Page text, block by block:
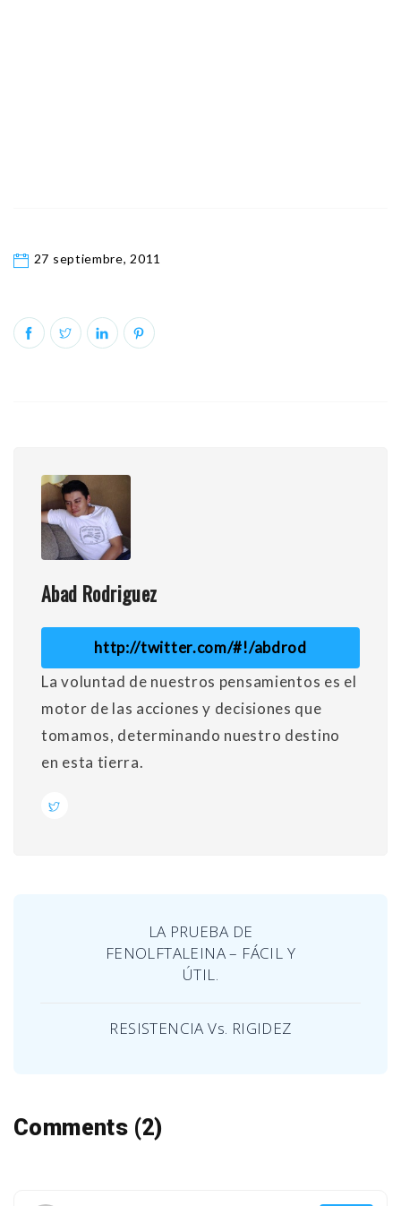
27 septiembre, 2011
Abad Rodriguez
http://twitter.com/#!/abdrod
La voluntad de nuestros pensamientos es el
motor de las acciones y decisiones que
tomamos, determinando nuestro destino
en esta tierra.
LA PRUEBA DE
FENOLFTALEINA – FÁCIL Y
ÚTIL.
RESISTENCIA Vs. RIGIDEZ
Comments (2)